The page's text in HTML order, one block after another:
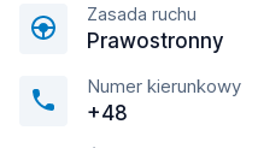
Zasada ruchu
Prawostronny
Numer kierunkowy
+48